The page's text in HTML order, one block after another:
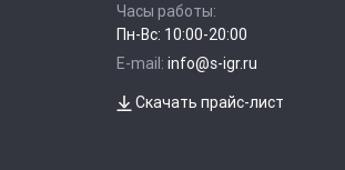
Часы работы:
Пн-Вс: 10:00-20:00
E-mail: info@s-igr.ru
Скачать прайс-лист